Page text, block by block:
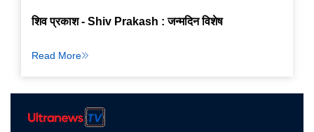
शिव प्रकाश - Shiv Prakash : जन्मदिन विशेष
Read More